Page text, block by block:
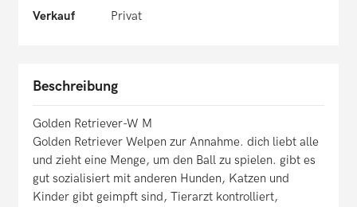
Verkauf
Privat
Beschreibung
Golden Retriever-W M
Golden Retriever Welpen zur Annahme. dich liebt alle
und zieht eine Menge, um den Ball zu spielen. gibt es
gut sozialisiert mit anderen Hunden, Katzen und
Kinder gibt geimpft sind, Tierarzt kontrolliert,